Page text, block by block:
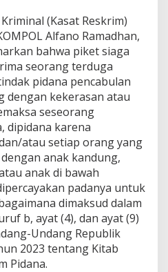
(Kasat Reskrim)
Alfano Ramadhan,
bahwa piket siaga
seorang terduga
pidana pencabulan
dengan kekerasan atau
seseorang
dipidana karena
atau setiap orang yang
anak kandung,
anak di bawah
padanya untuk
dimaksud dalam
b, ayat (4), dan ayat (9)
Undang Republik
2023 tentang Kitab
Pidana.